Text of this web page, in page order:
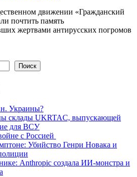
почтить память
жертвами антирусских погромов
Поиск
Украины?
склады UKRTAC, выпускающей
для ВСУ
с Россией
Убийство Генри Новака и
Anthropic создала ИИ-монстра и